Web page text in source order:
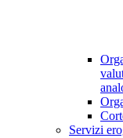
Servizi